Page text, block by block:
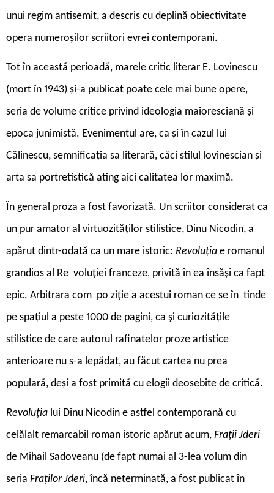
unui regim antisemit, a descris cu deplină obiectivitate
opera numeroșilor scriitori evrei contemporani.
Tot în această perioadă, marele critic literar E. Lovinescu
(mort în 1943) și-a publicat poate cele mai bune opere,
seria de volume critice privind ideologia maioresciană și
epoca junimistă. Evenimentul are, ca și în cazul lui
Călinescu, semnificația sa literară, căci stilul lovinescian și
arta sa portretistică ating aici calitatea lor maximă.
În general proza a fost favorizată. Un scriitor considerat ca
un pur amator al virtuozităților stilistice, Dinu Nicodin, a
apărut dintr-odată ca un mare istoric: Revoluția e romanul
grandios al Re ­ voluției franceze, privită în ea însăși ca fapt
epic. Arbitrara com ­ po ziție a acestui roman ce se în ­ tinde
pe spațiul a peste 1000 de pagini, ca și curiozitățile
stilistice de care autorul rafinatelor proze artistice
anterioare nu s-a lepădat, au făcut cartea nu prea
populară, deși a fost primită cu elogii deosebite de critică.
Revoluția lui Dinu Nicodin e astfel contemporană cu
celălalt remarcabil roman istoric apărut acum, Frații Jderi
de Mihail Sadoveanu (de fapt numai al 3-lea volum din
seria Fraților Jderi, încă neterminată, a fost publicat în